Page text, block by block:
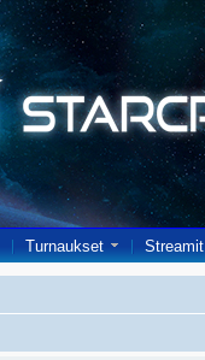
Turnaukset Streamit